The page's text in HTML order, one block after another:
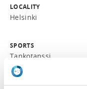
LOCALITY
Helsinki
SPORTS
Tankotanssi
REGISTRATION PERIOD